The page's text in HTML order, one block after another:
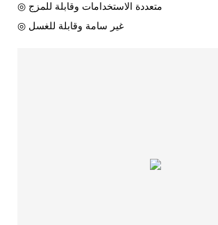
◎ متعددة الاستخدامات وقابلة للمزج
◎ غير سامة وقابلة للغسل